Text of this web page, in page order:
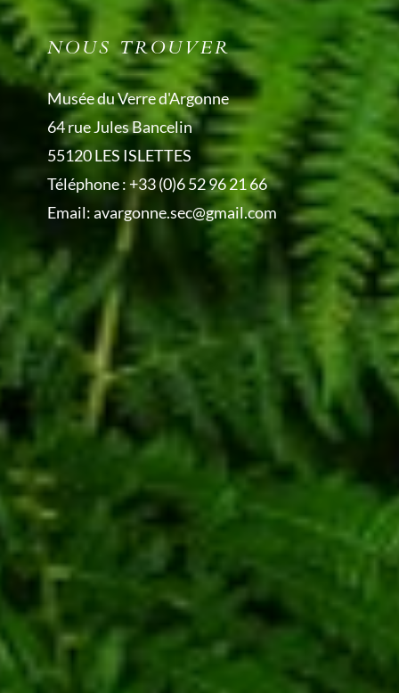
NOUS TROUVER
Musée du Verre d'Argonne
64 rue Jules Bancelin
55120 LES ISLETTES
Téléphone :+33 (0)6 52 96 21 66
Email:avargonne.sec@gmail.com